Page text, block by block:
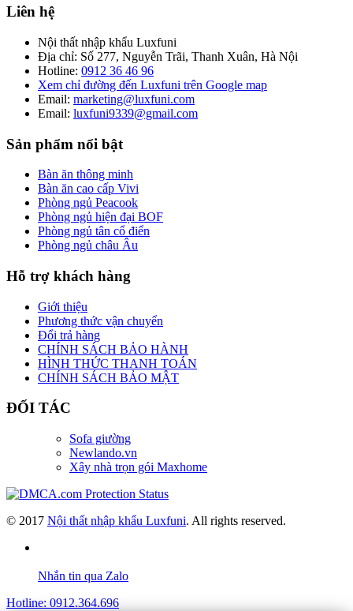
Liên hệ
Nội thất nhập khẩu Luxfuni
Địa chỉ: Số 277, Nguyễn Trãi, Thanh Xuân, Hà Nội
Hotline: 0912 36 46 96
Xem chỉ đường đến Luxfuni trên Google map
Email: marketing@luxfuni.com
Email: luxfuni9339@gmail.com
Sản phẩm nổi bật
Bàn ăn thông minh
Bàn ăn cao cấp Vivi
Phòng ngủ Peacook
Phòng ngủ hiện đại BOF
Phòng ngủ tân cổ điển
Phòng ngủ châu Âu
Hỗ trợ khách hàng
Giới thiệu
Phương thức vận chuyển
Đổi trả hàng
CHÍNH SÁCH BẢO HÀNH
HÌNH THỨC THANH TOÁN
CHÍNH SÁCH BẢO MẬT
ĐỐI TÁC
Sofa giường
Newlando.vn
Xây nhà trọn gói Maxhome
© 2017 Nội thất nhập khẩu Luxfuni. All rights reserved.
Nhắn tin qua Zalo
Hotline: 0912.364.696